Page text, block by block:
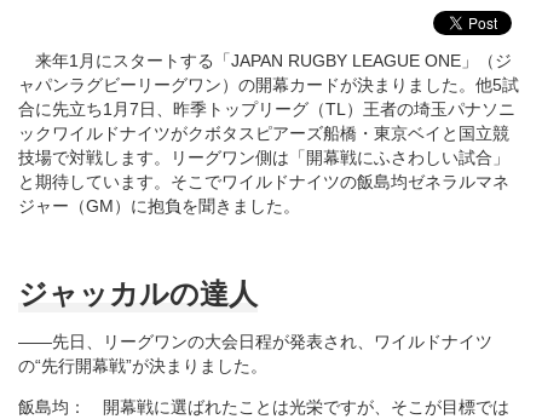
来年1月にスタートする「JAPAN RUGBY LEAGUE ONE」（ジ
ャパンラグビーリーグワン）の開幕カードが決まりました。他5試
合に先立ち1月7日、昨季トップリーグ（TL）王者の埼玉パナソニ
ックワイルドナイツがクボタスピアーズ船橋・東京ベイと国立競
技場で対戦します。リーグワン側は「開幕戦にふさわしい試合」
と期待しています。そこでワイルドナイツの飯島均ゼネラルマネ
ジャー（GM）に抱負を聞きました。
ジャッカルの達人
――先日、リーグワンの大会日程が発表され、ワイルドナイツ
の“先行開幕戦”が決まりました。
飯島均： 開幕戦に選ばれたことは光栄ですが、そこが目標では